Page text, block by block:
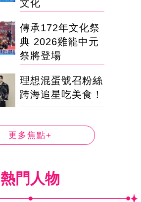
文化
傳承172年文化祭
典 2026雞籠中元
祭將登場
理想混蛋號召粉絲
跨海追星吃美食！
更多焦點+
熱門人物